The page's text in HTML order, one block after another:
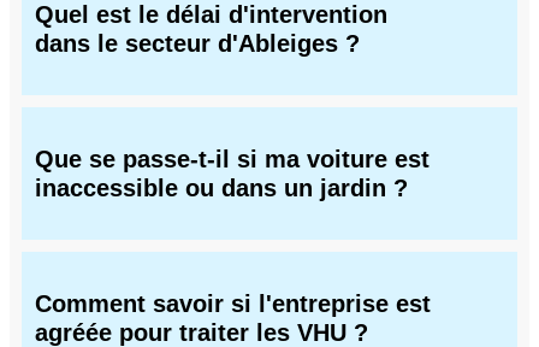
Quel est le délai d'intervention
dans le secteur d'Ableiges ?
Que se passe-t-il si ma voiture est
inaccessible ou dans un jardin ?
Comment savoir si l'entreprise est
agréée pour traiter les VHU ?